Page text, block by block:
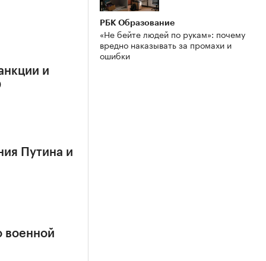
и
Путина и
военной
РБК Образование
«Не бейте людей по рукам»: почему
вредно наказывать за промахи и
ошибки